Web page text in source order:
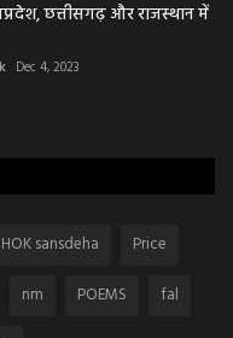
छत्तीसगढ़ और राजस्थान में
Dec 4, 2023
sansdeha
Price
nm POEMS
fal